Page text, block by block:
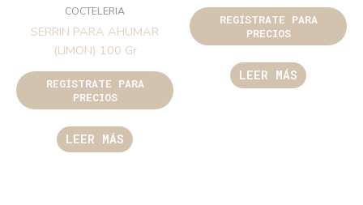
COCTELERIA
SERRIN PARA AHUMAR
(LIMON) 100 Gr
REGÍSTRATE PARA
PRECIOS
LEER MÁS
REGÍSTRATE PARA
PRECIOS
LEER MÁS